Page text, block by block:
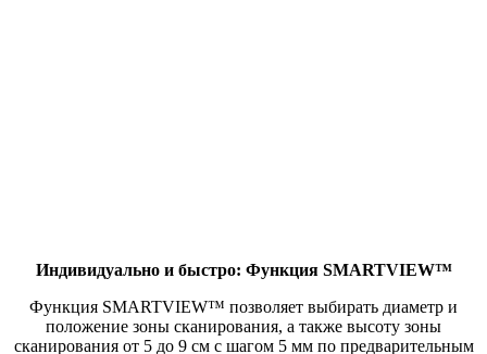
Индивидуально и быстро: Функция SMARTVIEW™
Функция SMARTVIEW™ позволяет выбирать диаметр и
положение зоны сканирования, а также высоту зоны
сканирования от 5 до 9 см с шагом 5 мм по предварительным